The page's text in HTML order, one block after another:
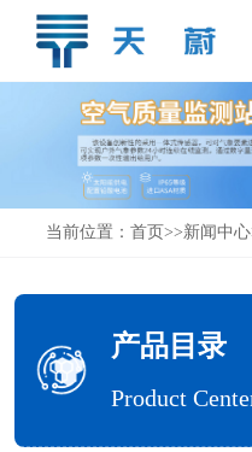
当前位置： 首页 >>新闻中心
产品目录
Product